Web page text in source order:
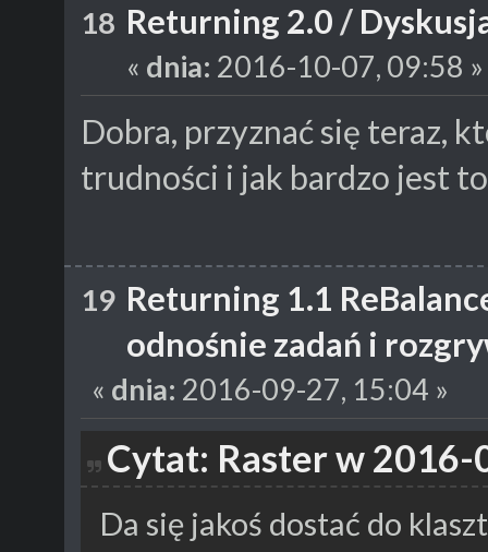
18 Returning 2.0 /
« dnia: 2016-10-07, 09:58 »
Dobra, przyznać się teraz,
trudności i jak bardzo jest
19 Returning 1.1
odnośnie zadań i
« dnia: 2016-09-27, 15:04 »
Cytat: Raster w 2016-
Da się jakoś dostać do